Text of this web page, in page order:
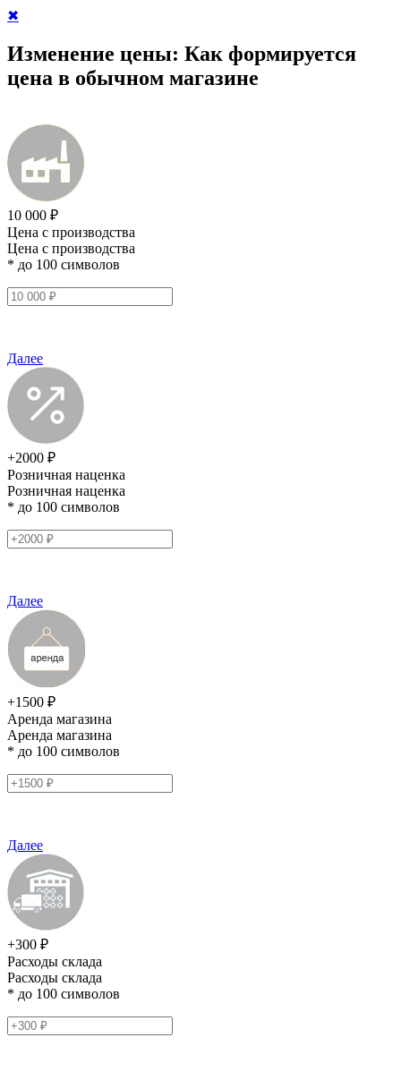
✖
Изменение цены: Как формируется
цена в обычном магазине
10 000 ₽
Цена с производства
Цена с производства
* до 100 символов
Далее
+2000 ₽
Розничная наценка
Розничная наценка
* до 100 символов
Далее
+1500 ₽
Аренда магазина
Аренда магазина
* до 100 символов
Далее
+300 ₽
Расходы склада
Расходы склада
* до 100 символов